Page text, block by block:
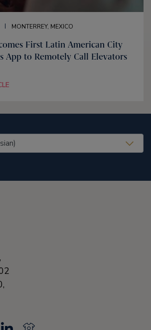
MONTERREY, MEXICO
First Latin American City
App to Remotely Call Elevators
,